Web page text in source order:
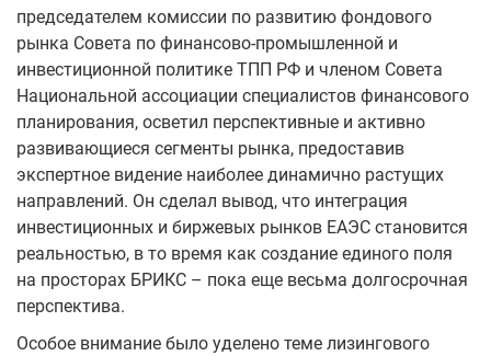
председателем комиссии по развитию фондового
рынка Совета по финансово-промышленной и
инвестиционной политике ТПП РФ и членом Совета
Национальной ассоциации специалистов финансового
планирования, осветил перспективные и активно
развивающиеся сегменты рынка, предоставив
экспертное видение наиболее динамично растущих
направлений. Он сделал вывод, что интеграция
инвестиционных и биржевых рынков ЕАЭС становится
реальностью, в то время как создание единого поля
на просторах БРИКС – пока еще весьма долгосрочная
перспектива.
Особое внимание было уделено теме лизингового